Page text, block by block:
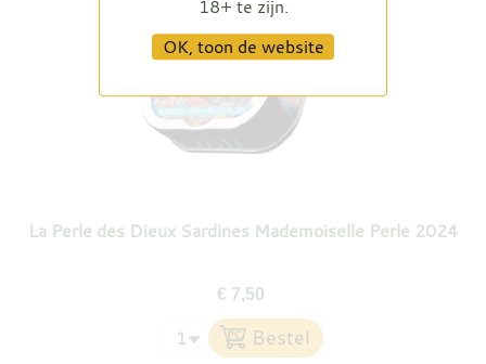
La Perle des Dieux Sardines Mademoiselle Perle 2024
€ 7,50
18+ te zijn.
OK, toon de website